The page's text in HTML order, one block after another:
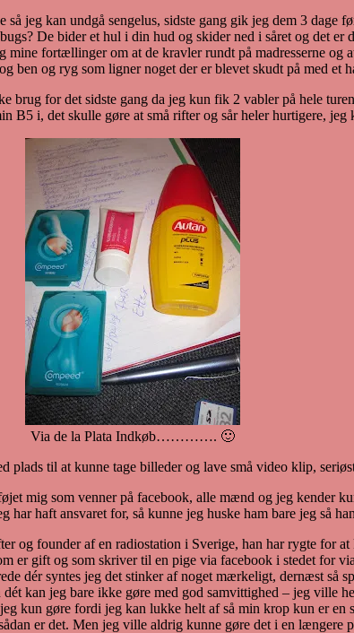
jeg kan undgå sengelus, sidste gang gik jeg dem 3
De bider et hul i din hud og skider ned i såret og det
fortællinger om at de kravler rundt på madresserne og
ben og ryg som ligner noget der er blevet skudt på med et
brug for det sidste gang da jeg kun fik 2 vabler på hele
i, det skulle gøre at små rifter og sår heler hurtigere,
Via de la Plata Indkøb…………. 🙂
plads til at kunne tage billeder og lave små video klip,
mig som venner på facebook, alle mænd og jeg kender
haft ansvaret for, så kunne jeg huske ham bare jeg så
og founder af en radiostation i Sverige, han har rygte for
er gift og som skriver til en pige via facebook i stedet for
dér syntes jeg det stinker af noget mærkeligt,
kan jeg bare ikke gøre med god samvittighed – jeg ville
kun gøre fordi jeg kan lukke helt af så min krop kun er
er det. Men jeg ville aldrig kunne gøre det i en længere